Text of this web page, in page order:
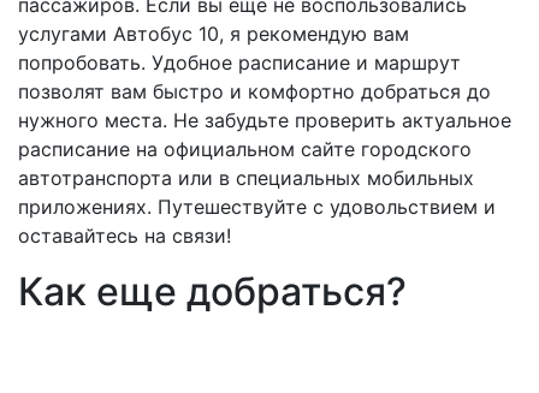
услугами Автобус 10, я рекомендую вам
попробовать. Удобное расписание и маршрут
позволят вам быстро и комфортно добраться до
нужного места. Не забудьте проверить актуальное
расписание на официальном сайте городского
автотранспорта или в специальных мобильных
приложениях. Путешествуйте с удовольствием и
оставайтесь на связи!
Как еще добраться?